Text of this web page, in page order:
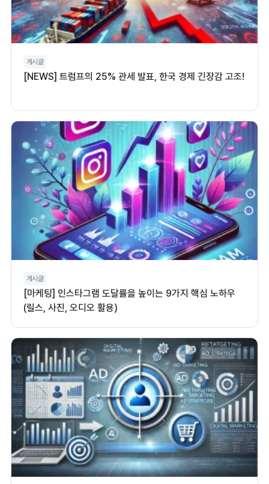
게시글
[NEWS] 트럼프의 25% 관세 발표, 한국 경제 긴장감 고조!
게시글
[마케팅] 인스타그램 도달률을 높이는 9가지 핵심 노하우
(릴스, 사진, 오디오 활용)